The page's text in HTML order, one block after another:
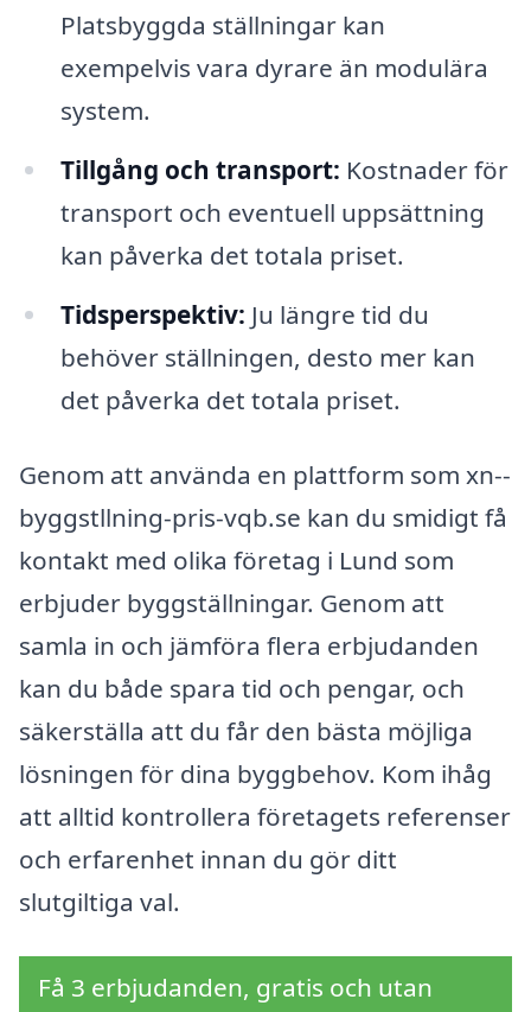
Platsbyggda ställningar kan
exempelvis vara dyrare än modulära
system.
Tillgång och transport: Kostnader för
transport och eventuell uppsättning
kan påverka det totala priset.
Tidsperspektiv: Ju längre tid du
behöver ställningen, desto mer kan
det påverka det totala priset.
Genom att använda en plattform som xn--
byggstllning-pris-vqb.se kan du smidigt få
kontakt med olika företag i Lund som
erbjuder byggställningar. Genom att
samla in och jämföra flera erbjudanden
kan du både spara tid och pengar, och
säkerställa att du får den bästa möjliga
lösningen för dina byggbehov. Kom ihåg
att alltid kontrollera företagets referenser
och erfarenhet innan du gör ditt
slutgiltiga val.
Få 3 erbjudanden, gratis och utan